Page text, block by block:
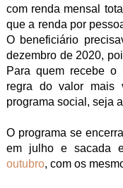
com renda mensal
que a renda por
O beneficiário
dezembro de 2020,
Para quem recebe o
regra do valor mais
programa social, seja
O programa se
em julho e sacada
outubro, com os